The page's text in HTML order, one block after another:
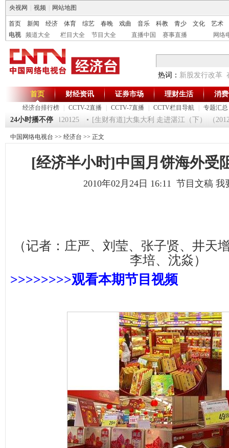
央视网 视频 网站地图
首页 新闻 经济 体育 综艺 春晚 戏曲 音乐 科教 青少 文化
艺术
电视
频道大全 栏目大全 节目大全 直播中国 赛事直播 网络
热词： 新股发行改革
首页
经济台排行榜 CCTV-2直播 CCTV-7直播 CCTV栏目导航 专题汇总
财经资讯 证券市场 理财生活 消
24小时播不停
第一时间》 20120125 [生财有道]大集大利 走进湛江（下） （
中国网络电视台 >> 经济台 >> 正文
[经济半小时]中国月饼海外受
2010年02月24日 16:11 节目文稿 我
（记者：庄严、刘莹、张子贤、井
李培、沈焱）
>>>>>>>>观看本期节目视频